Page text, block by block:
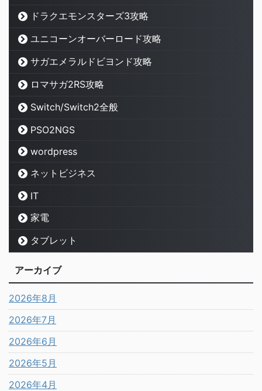
ドラクエモンスターズ3攻略
ユニコーンオーバーロード攻略
サガエメラルドビヨンド攻略
ロマサガ2RS攻略
Switch/Switch2全般
PSO2NGS
wordpress
ネットビジネス
IT
家電
タブレット
アーカイブ
2026年8月
2026年7月
2026年6月
2026年5月
2026年4月